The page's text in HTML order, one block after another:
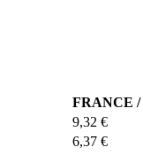
FRANCE
9,32 €
6,37 €